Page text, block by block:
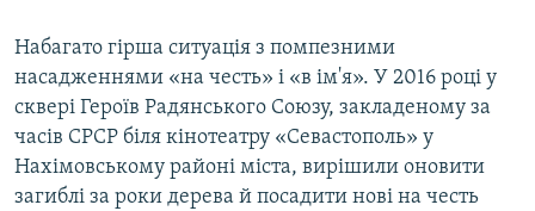
Набагато гірша ситуація з помпезними
насадженнями «на честь» і «в ім'я». У 2016 році у
сквері Героїв Радянського Союзу, закладеному за
часів СРСР біля кінотеатру «Севастополь» у
Нахімовському районі міста, вирішили оновити
загиблі за роки дерева й посадити нові на честь